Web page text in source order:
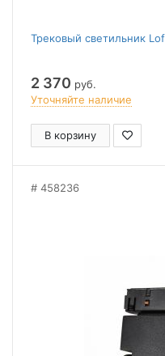
Трековый светильник
2 370 руб.
Уточняйте наличие
В корзину
458236